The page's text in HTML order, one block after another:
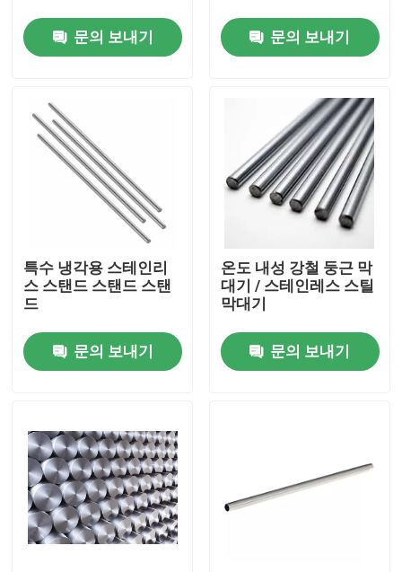
홈
회사 소개
접촉
비디오
녹슬지 않는 강철 시트 금속
스테인레스 강 시트 코일
스테인리스강 막대
문의 보내기 문의 보내기
특수 냉각용 스테인리
스 스탠드 스탠드 스탠
드
문의 보내기
온도 내성 강철 둥근 막
대기 / 스테인레스 스틸
막대기
문의 보내기